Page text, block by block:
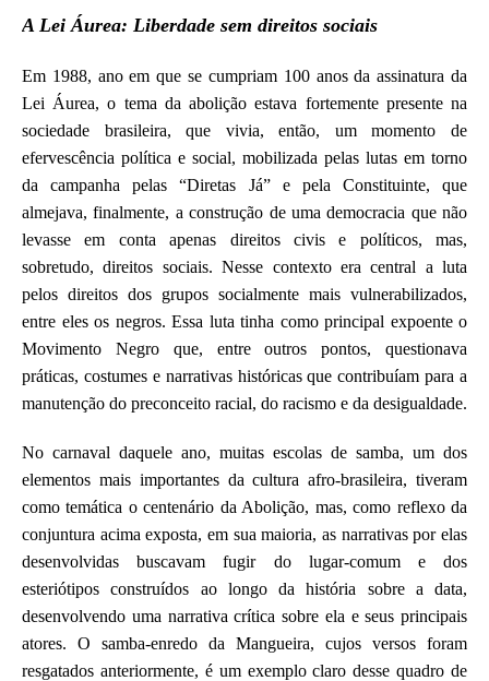
A Lei Áurea: Liberdade sem direitos sociais
Em 1988, ano em que se cumpriam 100 anos da assinatura da
Lei Áurea, o tema da abolição estava fortemente presente na
sociedade brasileira, que vivia, então, um momento de
efervescência política e social, mobilizada pelas lutas em torno
da campanha pelas “Diretas Já” e pela Constituinte, que
almejava, finalmente, a construção de uma democracia que não
levasse em conta apenas direitos civis e políticos, mas,
sobretudo, direitos sociais. Nesse contexto era central a luta
pelos direitos dos grupos socialmente mais vulnerabilizados,
entre eles os negros. Essa luta tinha como principal expoente o
Movimento Negro que, entre outros pontos, questionava
práticas, costumes e narrativas históricas que contribuíam para a
manutenção do preconceito racial, do racismo e da desigualdade.
No carnaval daquele ano, muitas escolas de samba, um dos
elementos mais importantes da cultura afro-brasileira, tiveram
como temática o centenário da Abolição, mas, como reflexo da
conjuntura acima exposta, em sua maioria, as narrativas por elas
desenvolvidas buscavam fugir do lugar-comum e dos
esteriótipos construídos ao longo da história sobre a data,
desenvolvendo uma narrativa crítica sobre ela e seus principais
atores. O samba-enredo da Mangueira, cujos versos foram
resgatados anteriormente, é um exemplo claro desse quadro de